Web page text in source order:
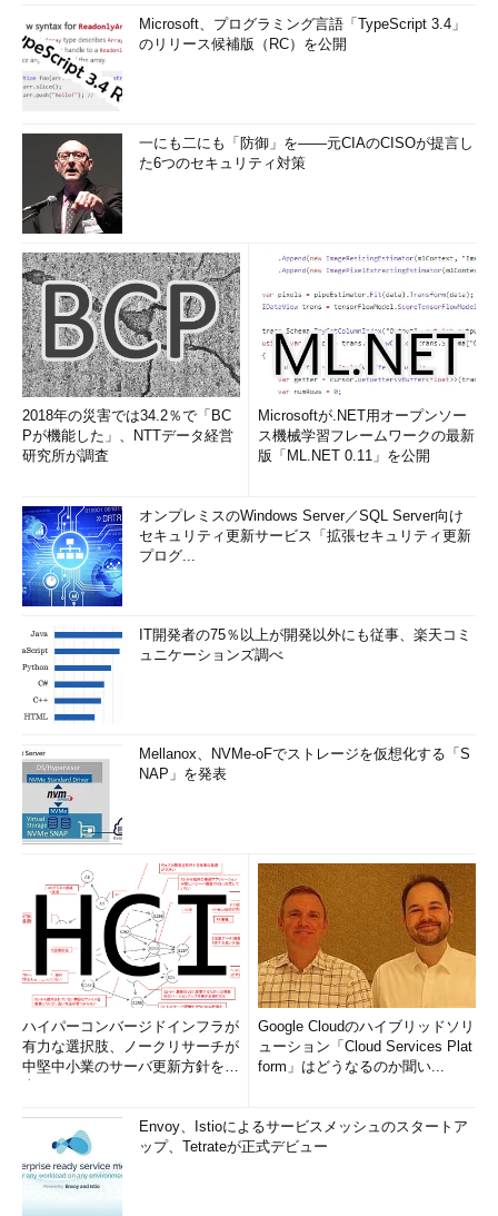
Microsoft、プログラミング言語「TypeScript 3.4」
のリリース候補版（RC）を公開
一にも二にも「防御」を――元CIAのCISOが提言し
た6つのセキュリティ対策
2018年の災害では34.2％で「BC
Pが機能した」、NTTデータ経営
研究所が調査
Microsoftが.NET用オープンソー
ス機械学習フレームワークの最新
版「ML.NET 0.11」を公開
オンプレミスのWindows Server／SQL Server向け
セキュリティ更新サービス「拡張セキュリティ更新
プログ...
IT開発者の75％以上が開発以外にも従事、楽天コミ
ュニケーションズ調べ
Mellanox、NVMe-oFでストレージを仮想化する「S
NAP」を発表
ハイパーコンバージドインフラが
有力な選択肢、ノークリサーチが
中堅中小業のサーバ更新方針を調
Google Cloudのハイブリッドソリ
ューション「Cloud Services Plat
form」はどうなるのか聞い...
Envoy、Istioによるサービスメッシュのスタートア
ップ、Tetrateが正式デビュー